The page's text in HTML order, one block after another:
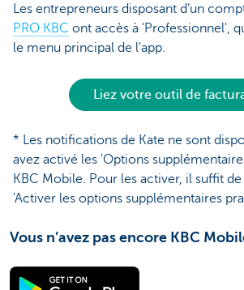
Les entrepreneurs disposant d’un
PRO KBC ont accès à 'Professionnel',
le menu principal de l'app.
Liez votre outil de
* Les notifications de Kate ne sont
avez activé les 'Options
KBC Mobile. Pour les activer, il suffit
'Activer les options supplémentaires
Vous n’avez pas encore KBC